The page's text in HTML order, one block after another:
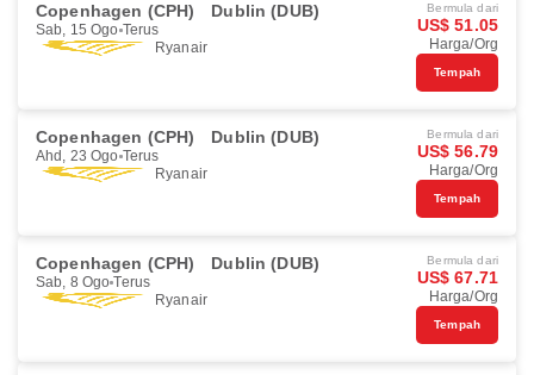
Copenhagen (CPH) Dublin (DUB)
Sab, 15 Ogo Terus
Ryanair
Bermula dari
US$ 51.05
Harga/Org
Tempah
Copenhagen (CPH) Dublin (DUB)
Ahd, 23 Ogo Terus
Ryanair
Bermula dari
US$ 56.79
Harga/Org
Tempah
Copenhagen (CPH) Dublin (DUB)
Sab, 8 Ogo Terus
Ryanair
Bermula dari
US$ 67.71
Harga/Org
Tempah